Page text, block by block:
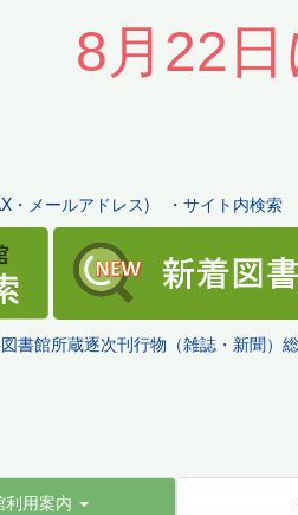
8月22
・メールアドレス) ・ サイト内検索
書館所蔵逐次刊行物（雑誌・新聞）
利用案内